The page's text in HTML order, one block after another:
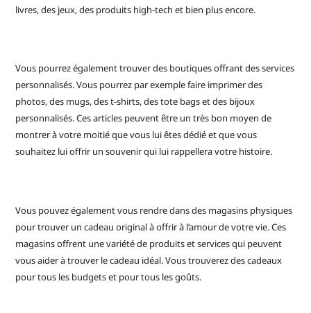
livres, des jeux, des produits high-tech et bien plus encore.
Vous pourrez également trouver des boutiques offrant des services
personnalisés. Vous pourrez par exemple faire imprimer des
photos, des mugs, des t-shirts, des tote bags et des bijoux
personnalisés. Ces articles peuvent être un très bon moyen de
montrer à votre moitié que vous lui êtes dédié et que vous
souhaitez lui offrir un souvenir qui lui rappellera votre histoire.
Vous pouvez également vous rendre dans des magasins physiques
pour trouver un cadeau original à offrir à l’amour de votre vie. Ces
magasins offrent une variété de produits et services qui peuvent
vous aider à trouver le cadeau idéal. Vous trouverez des cadeaux
pour tous les budgets et pour tous les goûts.